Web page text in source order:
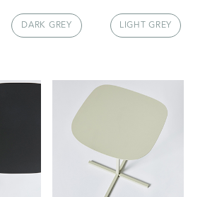
DARK GREY LIGHT GREY